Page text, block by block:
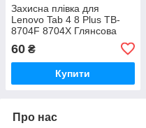
Захисна плівка для
Lenovo Tab 4 8 Plus TB-
8704F 8704X Глянсова
60 ₴
Купити
Про нас